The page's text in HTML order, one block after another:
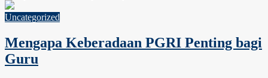
Uncategorized
Mengapa Keberadaan PGRI Penting bagi
Guru